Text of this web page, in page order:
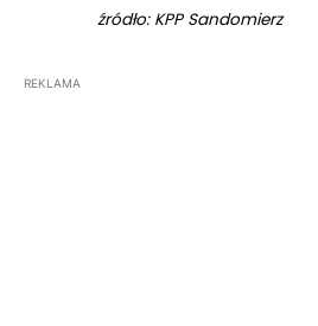
źródło: KPP Sandomierz
REKLAMA